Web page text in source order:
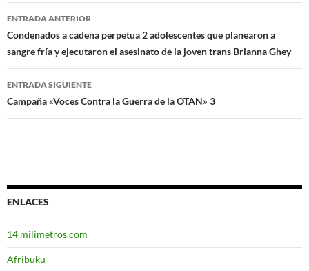
Navegación
de
entradas
ENTRADA ANTERIOR
Condenados a cadena perpetua 2 adolescentes que planearon a
sangre fría y ejecutaron el asesinato de la joven trans Brianna Ghey
ENTRADA SIGUIENTE
Campaña «Voces Contra la Guerra de la OTAN» 3
ENLACES
14 milimetros.com
Afribuku